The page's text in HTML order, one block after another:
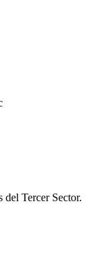
del Tercer Sector.